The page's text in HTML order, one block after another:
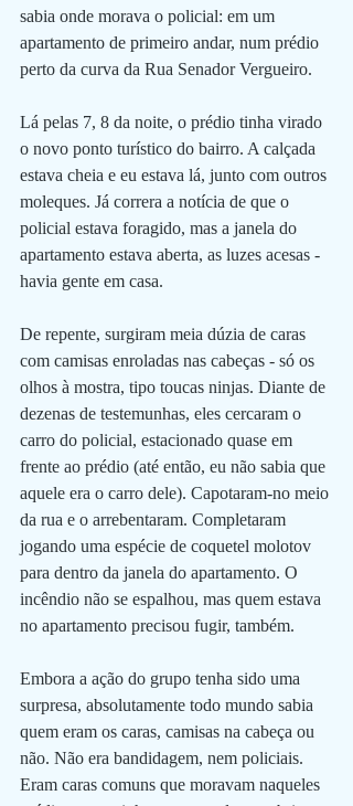
sabia onde morava o policial: em um
apartamento de primeiro andar, num prédio
perto da curva da Rua Senador Vergueiro.
Lá pelas 7, 8 da noite, o prédio tinha virado
o novo ponto turístico do bairro. A calçada
estava cheia e eu estava lá, junto com outros
moleques. Já correra a notícia de que o
policial estava foragido, mas a janela do
apartamento estava aberta, as luzes acesas -
havia gente em casa.
De repente, surgiram meia dúzia de caras
com camisas enroladas nas cabeças - só os
olhos à mostra, tipo toucas ninjas. Diante de
dezenas de testemunhas, eles cercaram o
carro do policial, estacionado quase em
frente ao prédio (até então, eu não sabia que
aquele era o carro dele). Capotaram-no meio
da rua e o arrebentaram. Completaram
jogando uma espécie de coquetel molotov
para dentro da janela do apartamento. O
incêndio não se espalhou, mas quem estava
no apartamento precisou fugir, também.
Embora a ação do grupo tenha sido uma
surpresa, absolutamente todo mundo sabia
quem eram os caras, camisas na cabeça ou
não. Não era bandidagem, nem policiais.
Eram caras comuns que moravam naqueles